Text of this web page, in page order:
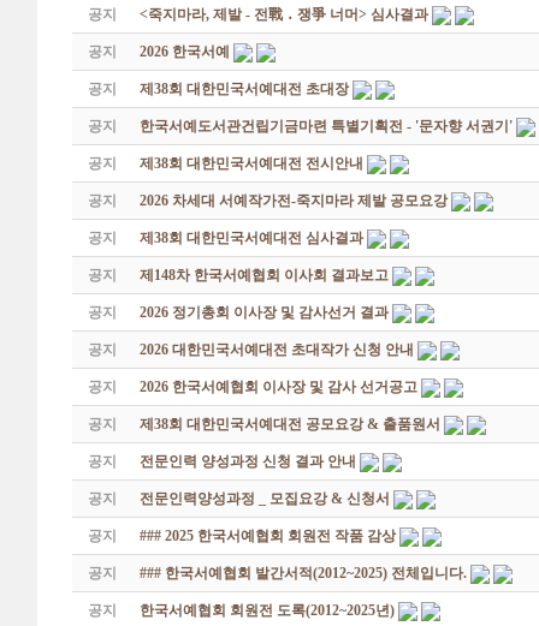
공지 <죽지마라, 제발 - 전戰 ․ 쟁爭 너머> 심사결과
공지 2026 한국서예
공지 제38회 대한민국서예대전 초대장
공지 한국서예도서관건립기금마련 특별기획전 - '문자향 서권기'
공지 제38회 대한민국서예대전 전시안내
공지 2026 차세대 서예작가전-죽지마라 제발 공모요강
공지 제38회 대한민국서예대전 심사결과
공지 제148차 한국서예협회 이사회 결과보고
공지 2026 정기총회 이사장 및 감사선거 결과
공지 2026 대한민국서예대전 초대작가 신청 안내
공지 2026 한국서예협회 이사장 및 감사 선거공고
공지 제38회 대한민국서예대전 공모요강 & 출품원서
공지 전문인력 양성과정 신청 결과 안내
공지 전문인력양성과정 _ 모집요강 & 신청서
공지 ### 2025 한국서예협회 회원전 작품 감상
공지 ### 한국서예협회 발간서적(2012~2025) 전체입니다.
공지 한국서예협회 회원전 도록(2012~2025년)